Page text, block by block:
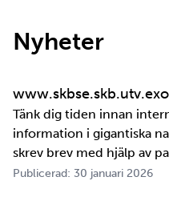
Nyheter
Tänk dig tiden innan
information i gigantiska
skrev brev med hjälp av
om ett meddelande skulle
Publicerad: 30 januari 2026